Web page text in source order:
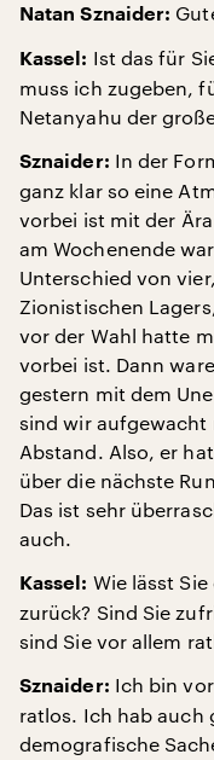
Natan Sznaider:
Kassel: Ist das für
muss ich zugeben,
Netanyahu der
Sznaider: In der
ganz klar so eine
vorbei ist mit der
am Wochenende
Unterschied von
Zionistischen
vor der Wahl hatte
vorbei ist. Dann
gestern mit dem
sind wir aufgewacht
Abstand. Also, er
über die nächste
Das ist sehr
auch.
Kassel: Wie lässt
zurück? Sind Sie
sind Sie vor allem
Sznaider: Ich bin
ratlos. Ich hab auch
demografische